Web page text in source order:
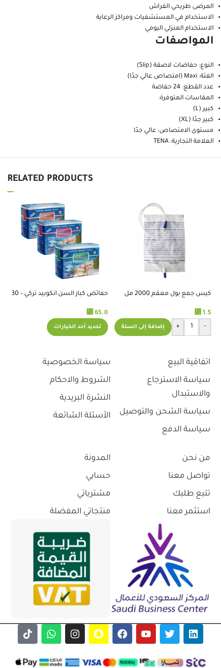
المرضى طريحي الفراش
الاستخدام في المستشفيات ومراكز الرعاية
الاستخدام المنزلي اليومي
المواصفات
النوع: حفاضات لاصقة (Slip)
الفئة: Maxi (امتصاص عالي جدًا)
عدد القطع: 24 حفاضة
المقاسات المتوفرة:
كبير (L)
كبير جدًا (XL)
مستوى الامتصاص: عالي جدًا
العلامة التجارية: TENA
RELATED PRODUCTS
كيس جمع بول معقم 2000 مل
⃁ 1.5
-
+ إضافة إلى السلة
حفائض كبار السن انكوبيد تركي – 30
⃁ 65.0
تحديد أحد الخيارات
اتفاقية البيع
سياسة الاسترجاع
والاستبدال
سياسة الشحن والتوصيل
سياسة الدفع
سياسة الخصوصية
الشروط والاحكام
النشرة البريدية
الأسئلة الشائعة
من نحن
تواصل معنا
تتبع طلبك
استثمر معنا
المدونة
حسابي
مشترياتي
منتجاتي المفضلة